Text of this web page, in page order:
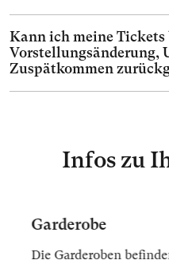
Kann ich meine Tickets
Vorstellungsänderung,
Zuspätkommen
Infos zu
Garderobe
Die Gar­der­oben